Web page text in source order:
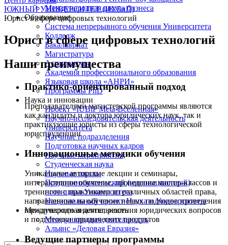
Международная школа бизнеса
Образование
Система непрерывного обучения Университета
Колледж
Бакалавриат
Магистратура
Аспирантура
Академия профессионального образования
Языковая школа «АНРИ»
Программы PhD
Наука и инновации
Проект «IUBiP Meta-Вселенная»
Научно-исследовательская деятельность
университета
Научные подразделения
Подготовка научных кадров
Научные мероприятия
Студенческая наука
Научные школы
Предпринимательский (инновационный)
потенциал Университета
Национальный проект Наука и Университеты
Международная деятельность
Международная деятельность
Альянс «Деловая Евразия»
ЮЖНЫЙ УНИВЕРСИТЕТ (ИУБиП)
Юрист в сфере цифровых технологий
Юрист в сфере цифровых технологий
Наши преимущества
Практико-ориентированный подход
Преподавателями магистерской программы являются
как кандидаты и доктора юридических наук, так и
практикующие юристы из сферы технологической
юриспруденции
Инновационные методики обучения
Уникальные авторские лекции и семинары,
интерактивное обучение, проведение мастер-классов и
тренингов с практиками из различных областей права,
направленные на обучение новых подходов проведения
юридического анализа, решения юридических вопросов
и подготовки юридических продуктов
Ведущие партнеры программы